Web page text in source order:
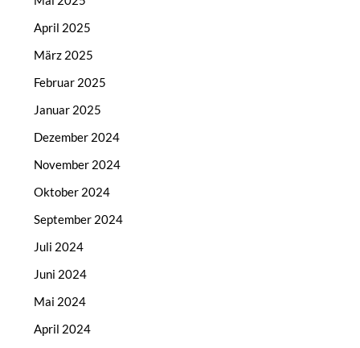
April 2025
März 2025
Februar 2025
Januar 2025
Dezember 2024
November 2024
Oktober 2024
September 2024
Juli 2024
Juni 2024
Mai 2024
April 2024